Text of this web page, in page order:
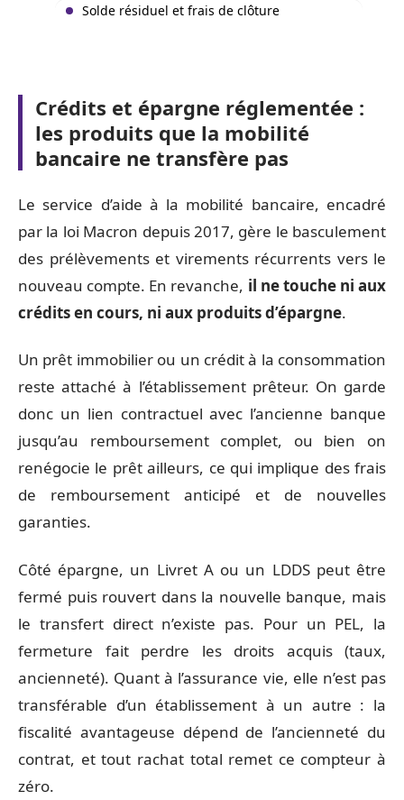
Solde résiduel et frais de clôture
Crédits et épargne réglementée :
les produits que la mobilité
bancaire ne transfère pas
Le service d’aide à la mobilité bancaire, encadré
par la loi Macron depuis 2017, gère le basculement
des prélèvements et virements récurrents vers le
nouveau compte. En revanche, il ne touche ni aux
crédits en cours, ni aux produits d’épargne.
Un prêt immobilier ou un crédit à la consommation
reste attaché à l’établissement prêteur. On garde
donc un lien contractuel avec l’ancienne banque
jusqu’au remboursement complet, ou bien on
renégocie le prêt ailleurs, ce qui implique des frais
de remboursement anticipé et de nouvelles
garanties.
Côté épargne, un Livret A ou un LDDS peut être
fermé puis rouvert dans la nouvelle banque, mais
le transfert direct n’existe pas. Pour un PEL, la
fermeture fait perdre les droits acquis (taux,
ancienneté). Quant à l’assurance vie, elle n’est pas
transférable d’un établissement à un autre : la
fiscalité avantageuse dépend de l’ancienneté du
contrat, et tout rachat total remet ce compteur à
zéro.